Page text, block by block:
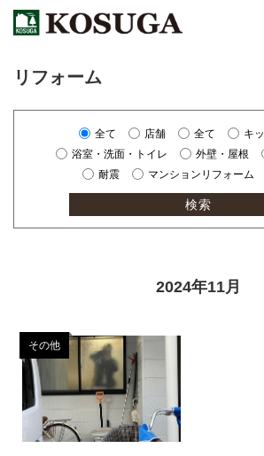
リフォーム
全て 店舗 全て
キ
浴室・洗面・トイレ
外壁・屋根
耐震
マンションリフォーム
2024年11月
その他